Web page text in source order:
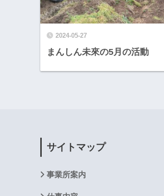
2024-05-27
まんしん未來の5月の活動
サイトマップ
事業所案内